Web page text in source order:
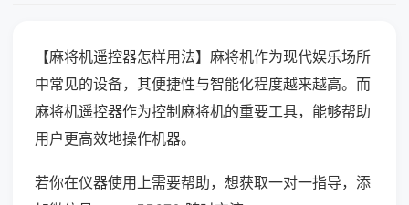
【麻将机遥控器怎样用法】麻将机作为现代娱乐场所
中常见的设备，其便捷性与智能化程度越来越高。而
麻将机遥控器作为控制麻将机的重要工具，能够帮助
用户更高效地操作机器。
若你在仪器使用上需要帮助，想获取一对一指导，添